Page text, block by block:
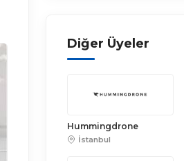
Diğer Üyeler
Hummingdrone
İstanbul